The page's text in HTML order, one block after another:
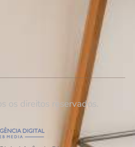
os direitos reservados.